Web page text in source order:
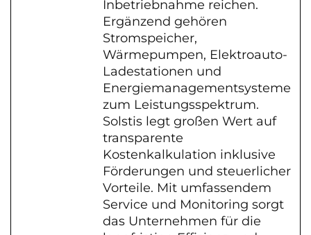
Inbetriebnahme reichen.
Ergänzend gehören
Stromspeicher,
Wärmepumpen, Elektroauto-
Ladestationen und
Energiemanagementsysteme
zum Leistungsspektrum.
Solstis legt großen Wert auf
transparente
Kostenkalkulation inklusive
Förderungen und steuerlicher
Vorteile. Mit umfassendem
Service und Monitoring sorgt
das Unternehmen für die